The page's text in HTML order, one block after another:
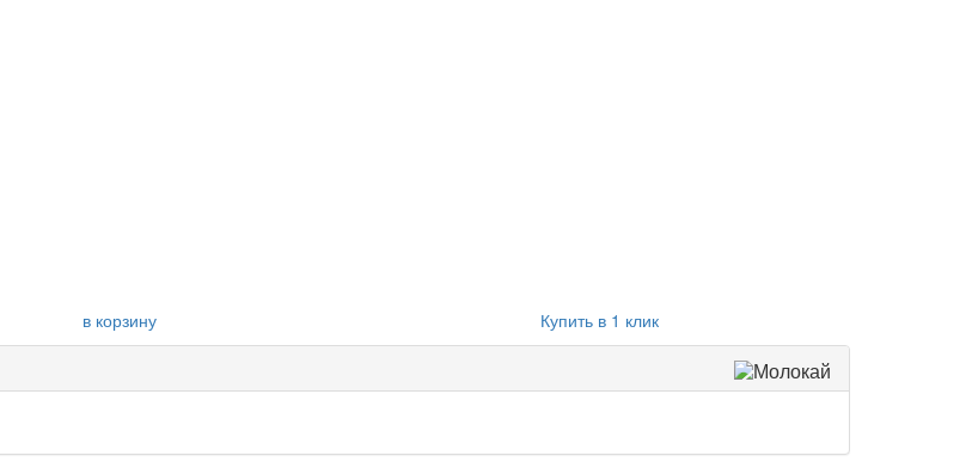
в корзину Купить в 1 клик